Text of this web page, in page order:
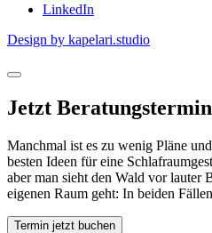
LinkedIn
Design by kapelari.studio
Jetzt
Manchmal ist es zu wenig Pläne
besten Ideen für eine
aber man sieht den Wald vor lauter
eigenen Raum geht: In beiden
Termin jetzt buchen